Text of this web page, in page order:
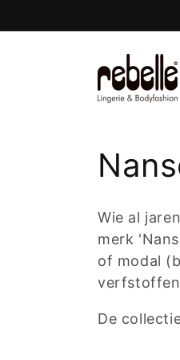
content
C
o
l
l
e
Wie al
merk
of modal
De